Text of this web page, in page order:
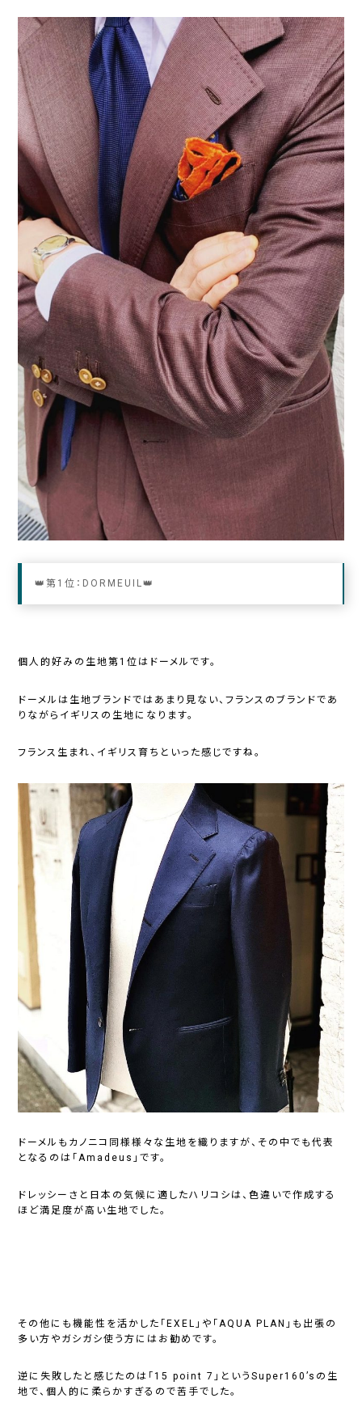
👑第1位：DORMEUIL👑
個人的好みの生地第1位はドーメルです。
ドーメルは生地ブランドではあまり見ない、フランスのブランドであ
りながらイギリスの生地になります。
フランス生まれ、イギリス育ちといった感じですね。
ドーメルもカノニコ同様様々な生地を織りますが、その中でも代表
となるのは「Amadeus」です。
ドレッシーさと日本の気候に適したハリコシは、色違いで作成する
ほど満足度が高い生地でした。
その他にも機能性を活かした「EXEL」や「AQUA PLAN」も出張の
多い方やガシガシ使う方にはお勧めです。
逆に失敗したと感じたのは「15 point 7」というSuper160’sの生
地で、個人的に柔らかすぎるので苦手でした。